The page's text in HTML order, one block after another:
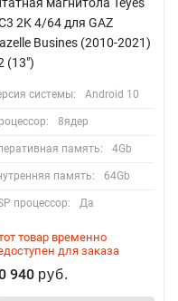
2K 4/64 для GAZ
Busines (2010-2021)
(13")
системы: Android 10
8ядер
память: 4Gb
память: 64Gb
процессор: Да
товар временно
для заказа
940 руб.